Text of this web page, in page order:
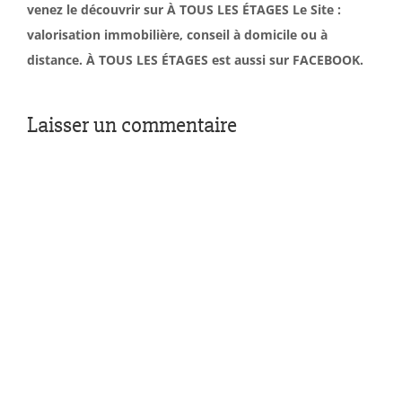
venez le découvrir sur À TOUS LES ÉTAGES Le Site :
valorisation immobilière, conseil à domicile ou à
distance. À TOUS LES ÉTAGES est aussi sur FACEBOOK.
Laisser un commentaire